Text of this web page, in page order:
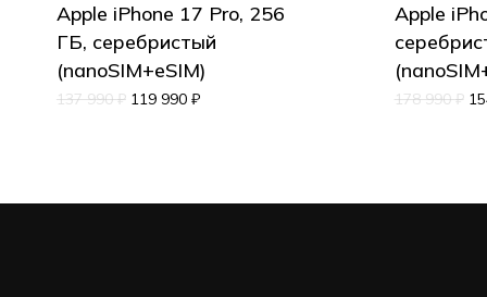
Apple iPhone 17 Pro, 256
ГБ, серебристый
(nanoSIM+eSIM)
137 990₽ 119 990 ₽
Apple
178 990₽